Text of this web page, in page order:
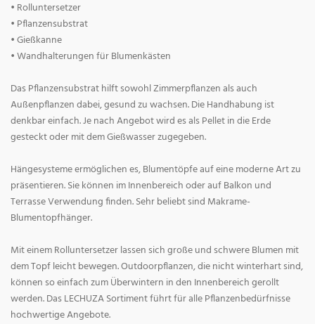
• Rolluntersetzer
• Pflanzensubstrat
• Gießkanne
• Wandhalterungen für Blumenkästen
Das Pflanzensubstrat hilft sowohl Zimmerpflanzen als auch
Außenpflanzen dabei, gesund zu wachsen. Die Handhabung ist
denkbar einfach. Je nach Angebot wird es als Pellet in die Erde
gesteckt oder mit dem Gießwasser zugegeben.
Hängesysteme ermöglichen es, Blumentöpfe auf eine moderne Art zu
präsentieren. Sie können im Innenbereich oder auf Balkon und
Terrasse Verwendung finden. Sehr beliebt sind Makrame-
Blumentopfhänger.
Mit einem Rolluntersetzer lassen sich große und schwere Blumen mit
dem Topf leicht bewegen. Outdoorpflanzen, die nicht winterhart sind,
können so einfach zum Überwintern in den Innenbereich gerollt
werden. Das LECHUZA Sortiment führt für alle Pflanzenbedürfnisse
hochwertige Angebote.